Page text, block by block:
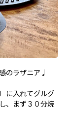
のラザニア♩
に入れてグルグ
、まず３０分焼